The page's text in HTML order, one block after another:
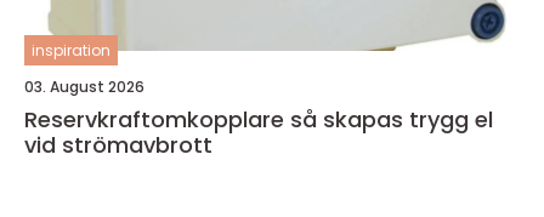
inspiration
03. August 2026
Reservkraftomkopplare så skapas trygg el
vid strömavbrott